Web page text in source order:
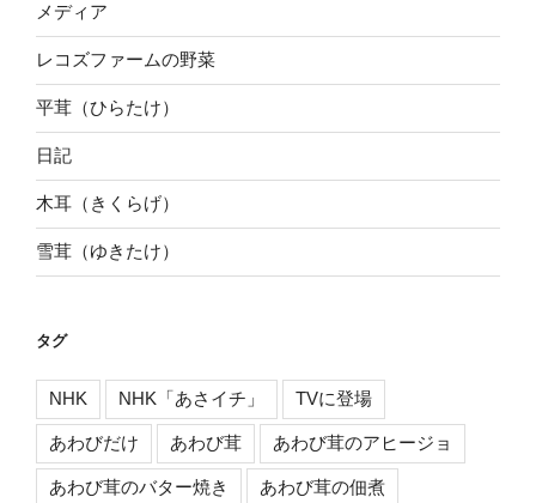
メディア
レコズファームの野菜
平茸（ひらたけ）
日記
木耳（きくらげ）
雪茸（ゆきたけ）
タグ
NHK NHK「あさイチ」 TVに登場
あわびだけ あわび茸 あわび茸のアヒージョ
あわび茸のバター焼き あわび茸の佃煮